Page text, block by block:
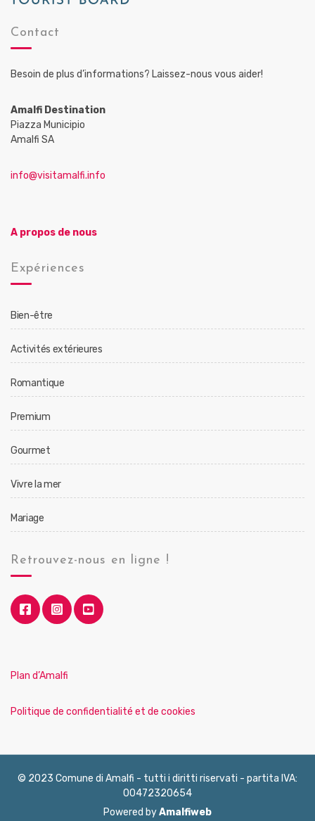
Contact
Besoin de plus d’informations? Laissez-nous vous aider!
Amalfi Destination
Piazza Municipio
Amalfi SA
info@visitamalfi.info
A propos de nous
Expériences
Bien-être
Activités extérieures
Romantique
Premium
Gourmet
Vivre la mer
Mariage
Retrouvez-nous en ligne !
Plan d’Amalfi
Politique de confidentialité et de cookies
© 2023 Comune di Amalfi - tutti i diritti riservati - partita IVA:
00472320654
Powered byAmalfiweb